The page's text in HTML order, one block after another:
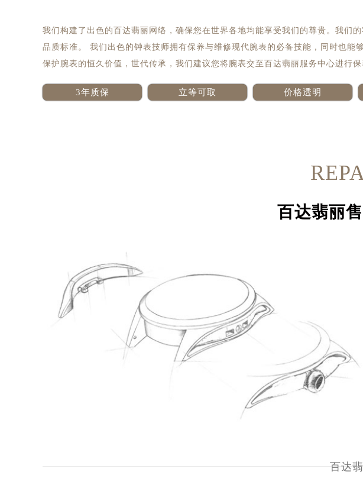
我们构建了出色的百达翡丽网络，确保您在世界各地均能享受我们的尊贵。我们
品质标准。 我们出色的钟表技师拥有保养与维修现代腕表的必备技能，同时也能
保护腕表的恒久价值，世代传承，我们建议您将腕表交至百达翡丽服务中心进行保
3年质保 立等可取 价格透明
百达翡丽
百达